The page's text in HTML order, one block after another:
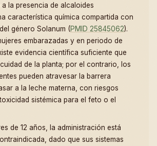
la presencia de alcaloides
característica química compartida con
género Solanum (PMID 25845062).
embarazadas y en periodo de
evidencia científica suficiente que
de la planta; por el contrario, los
pueden atravesar la barrera
a la leche materna, con riesgos
sistémica para el feto o el
de 12 años, la administración está
dado que sus sistemas